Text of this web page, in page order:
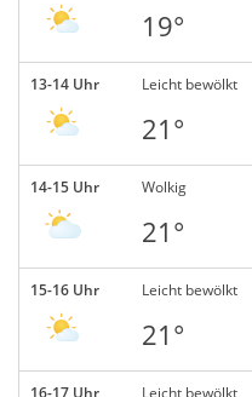
19°
13-14 Uhr Leicht bewölkt
21°
14-15 Uhr Wolkig
21°
15-16 Uhr Leicht bewölkt
21°
16-17 Uhr Leicht bewölkt